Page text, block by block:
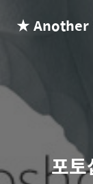
★ Another
포토